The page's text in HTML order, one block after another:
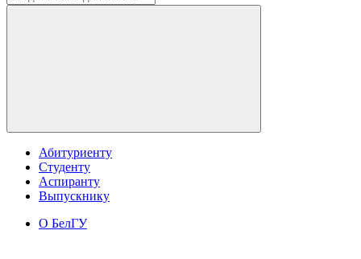
Абитуриенту
Студенту
Аспиранту
Выпускнику
О БелГУ